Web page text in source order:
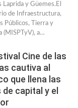
Laprida y Güemes.El
de Infraestructura,
Públicos, Tierra y
(MISPTyV), a…
Cine de las
cautiva al
que llena las
de capital y el